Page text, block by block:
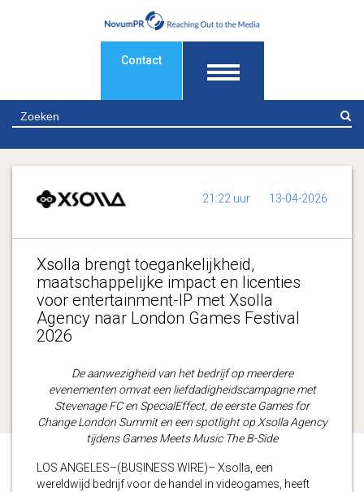
Contact
21:22 uur 13-04-2026
Xsolla brengt toegankelijkheid,
maatschappelijke impact en licenties
voor entertainment-IP met Xsolla
Agency naar London Games Festival
2026
De aanwezigheid van het bedrijf op meerdere
evenementen omvat een liefdadigheidscampagne met
Stevenage FC en SpecialEffect, de eerste Games for
Change London Summit en een spotlight op Xsolla Agency
tijdens Games Meets Music The B-Side
LOS ANGELES–(BUSINESS WIRE)– Xsolla, een
wereldwijd bedrijf voor de handel in videogames, heeft